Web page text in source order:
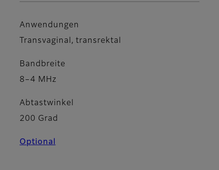
Anwendungen
Transvaginal, transrektal
Bandbreite
8–4 MHz
Abtastwinkel
200 Grad
Optional